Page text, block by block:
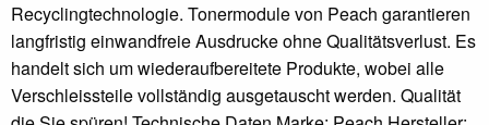
Recyclingtechnologie. Tonermodule von Peach garantieren
langfristig einwandfreie Ausdrucke ohne Qualitätsverlust. Es
handelt sich um wiederaufbereitete Produkte, wobei alle
Verschleissteile vollständig ausgetauscht werden. Qualität